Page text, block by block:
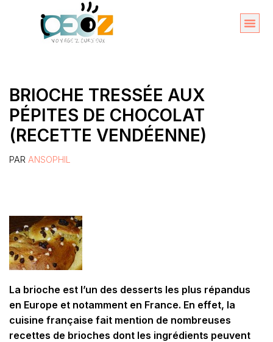
BRIOCHE TRESSÉE AUX
PÉPITES DE CHOCOLAT
(RECETTE VENDÉENNE)
PAR ANSOPHIL
La brioche est l’un des desserts les plus répandus
en Europe et notamment en France. En effet, la
cuisine française fait mention de nombreuses
recettes de brioches dont les ingrédients peuvent